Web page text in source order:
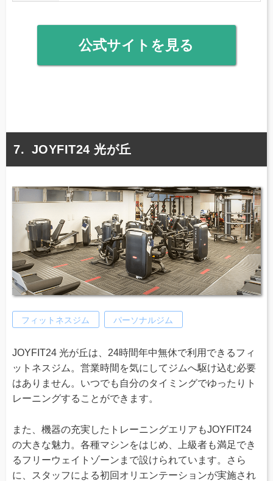
公式サイトを見る
JOYFIT24 光が丘
フィットネスジム パーソナルジム
JOYFIT24 光が丘は、24時間年中無休で利用できるフィ
ットネスジム。営業時間を気にしてジムへ駆け込む必要
はありません。いつでも自分のタイミングでゆったりト
レーニングすることができます。
また、機器の充実したトレーニングエリアもJOYFIT24
の大きな魅力。各種マシンをはじめ、上級者も満足でき
るフリーウェイトゾーンまで設けられています。さら
に、スタッフによる初回オリエンテーションが実施され